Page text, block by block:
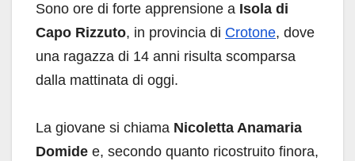
Sono ore di forte apprensione a Isola di
Capo Rizzuto, in provincia di Crotone, dove
una ragazza di 14 anni risulta scomparsa
dalla mattinata di oggi.
La giovane si chiama Nicoletta Anamaria
Domide e, secondo quanto ricostruito finora,